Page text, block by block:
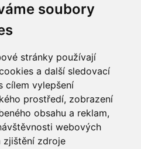
soubory
stránky používají
a další sledovací
cílem vylepšení
prostředí, zobrazení
obsahu a reklam,
webových
zjištění zdroje
kreativních profesionálů
sektoru v